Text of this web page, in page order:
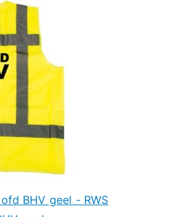
BHV geel - RWS